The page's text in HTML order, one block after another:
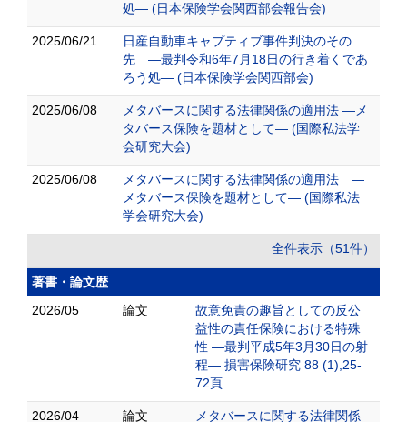
処― (日本保険学会関西部会報告会)
2025/06/21
日産自動車キャプティブ事件判決のその
先 ―最判令和6年7月18日の行き着くであ
ろう処― (日本保険学会関西部会)
2025/06/08
メタバースに関する法律関係の適用法 ―メ
タバース保険を題材として― (国際私法学
会研究大会)
2025/06/08
メタバースに関する法律関係の適用法 ―
メタバース保険を題材として― (国際私法
学会研究大会)
全件表示（51件）
著書・論文歴
2026/05
論文
故意免責の趣旨としての反公
益性の責任保険における特殊
性 ―最判平成5年3月30日の射
程― 損害保険研究 88 (1),25-
72頁
2026/04 論文
メタバースに関する法律関係